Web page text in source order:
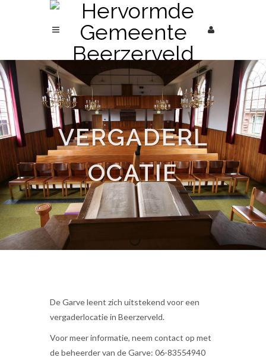
VERGADERL
OCATIE
De Garve leent zich uitstekend voor een
vergaderlocatie in Beerzerveld.
Voor meer informatie, neem contact op met
de beheerder van de Garve: 06-83554940